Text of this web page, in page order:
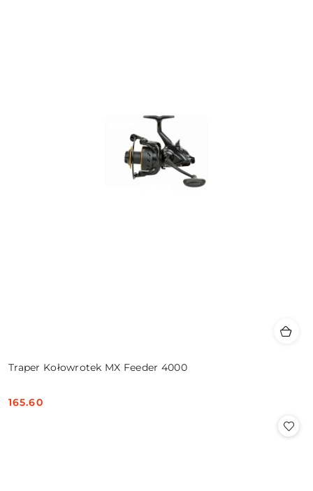
Traper Kołowrotek MX Feeder 4000
Cena:
165.60